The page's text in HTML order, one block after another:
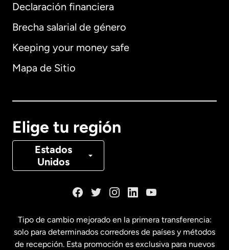
Declaración financiera
Brecha salarial de género
Keeping your money safe
Mapa de Sitio
Elige tu región
Estados
Unidos
Alemania
Canadá Français
Estados Unidos English
Tipo de cambio mejorado en la primera transferencia:
solo para determinados corredores de países y métodos
de recepción. Esta promoción es exclusiva para nuevos